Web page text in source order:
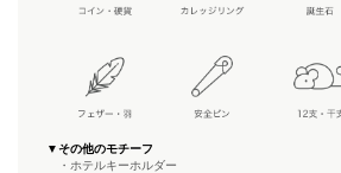
▼その他のモチーフ
・ホテルキーホルダー